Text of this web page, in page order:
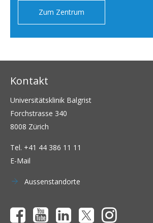
Zum Zentrum
Kontakt
Universitätsklinik Balgrist
Forchstrasse 340
8008 Zürich
Tel. +41 44 386 11 11
E-Mail
Aussenstandorte